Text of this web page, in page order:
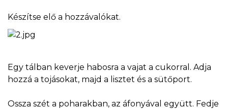
Készítse elő a hozzávalókat.
Egy tálban keverje habosra a vajat a cukorral. Adja
hozzá a tojásokat, majd a lisztet és a sütőport.
Ossza szét a poharakban, az áfonyával együtt. Fedje